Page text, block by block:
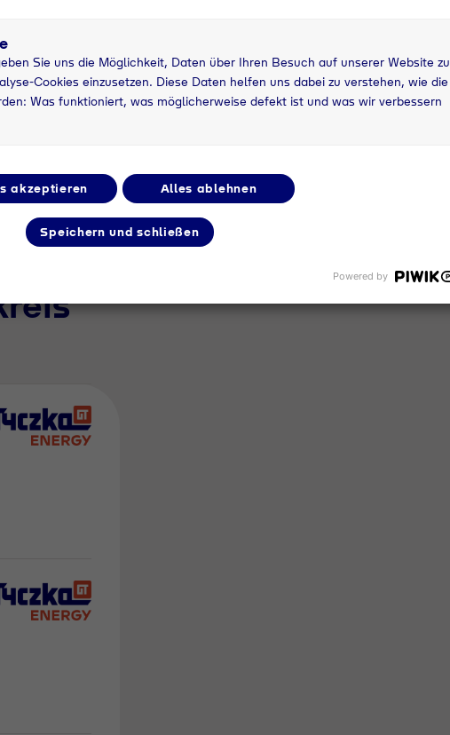
33 kg
5 kg Nutzung
Sie uns die Möglichkeit, Daten über Ihren Besuch auf unserer Website zu
Cookies einzusetzen. Diese Daten helfen uns dabei zu verstehen, wie die
Was funktioniert, was möglicherweise defekt ist und was wir verbessern
akzeptieren Alles ablehnen
Speichern und schließen
Powered by